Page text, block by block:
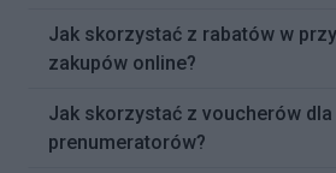
Jak skorzystać z rabatów w
zakupów online?
Jak skorzystać z voucherów dla
prenumeratorów?